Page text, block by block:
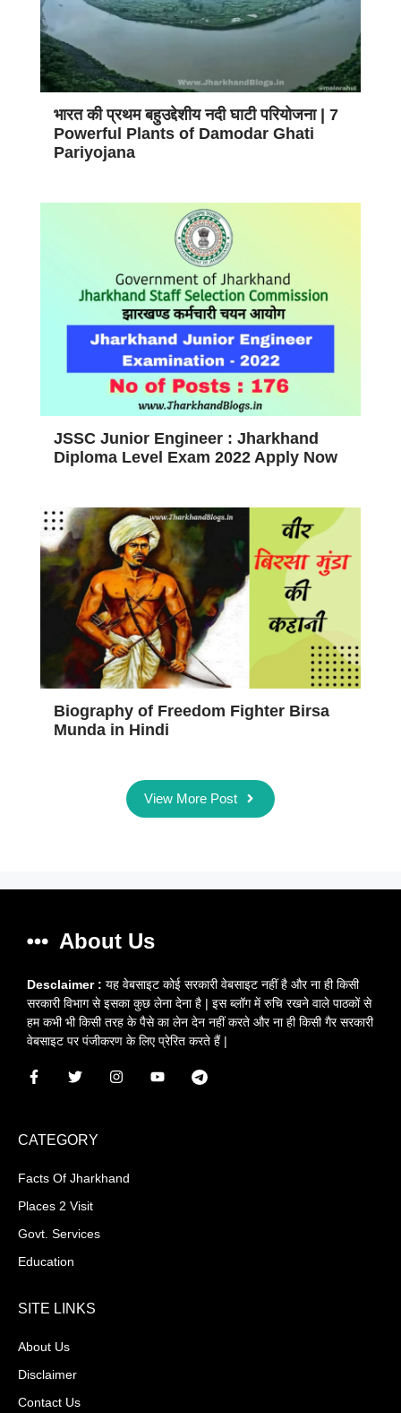
भारत की प्रथम बहुउद्देशीय नदी घाटी परियोजना | 7
Powerful Plants of Damodar Ghati
Pariyojana
JSSC Junior Engineer : Jharkhand
Diploma Level Exam 2022 Apply Now
Biography of Freedom Fighter Birsa
Munda in Hindi
View More Post
About Us
Desclaimer : यह वेबसाइट कोई सरकारी वेबसाइट नहीं है और ना ही किसी
सरकारी विभाग से इसका कुछ लेना देना है | इस ब्लॉग में रुचि रखने वाले पाठकों से
हम कभी भी किसी तरह के पैसे का लेन देन नहीं करते और ना ही किसी गैर सरकारी
वेबसाइट पर पंजीकरण के लिए प्रेरित करते हैं |
CATEGORY
Facts Of Jharkhand
Places 2 Visit
Govt. Services
Education
SITE LINKS
About Us
Disclaimer
Contact Us